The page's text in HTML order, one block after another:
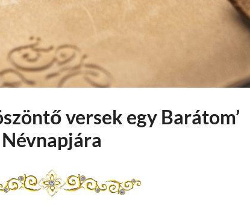
versek egy Barátom’
Névnapjára